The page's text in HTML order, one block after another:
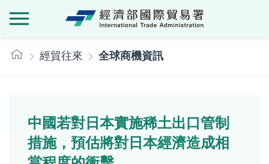
::: 經貿往來 全球商機資訊
中國若對日本實施稀土出口管制
措施，預估將對日本經濟造成相